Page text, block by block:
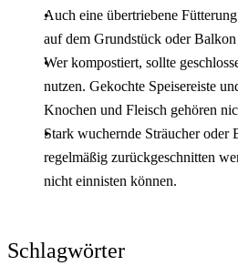
Auch eine übertriebene
auf dem Grundstück oder
Wer kompostiert, sollte
nutzen. Gekochte Speisereiste
Knochen und Fleisch gehören
Stark wuchernde Sträucher oder
regelmäßig zurückgeschnitten
nicht einnisten können.
Schlagwörter